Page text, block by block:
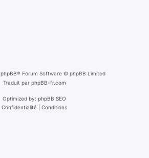
phpBB® Forum Software © phpBB Limited
Traduit par phpBB-fr.com
Optimized by: phpBB SEO
Confidentialité
Conditions